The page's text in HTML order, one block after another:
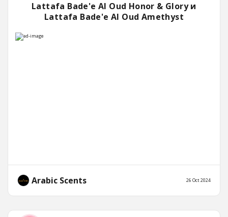
Lattafa Bade'e Al Oud Honor & Glory и
Lattafa Bade'e Al Oud Amethyst
Arabic Scents 26 Oct 2024